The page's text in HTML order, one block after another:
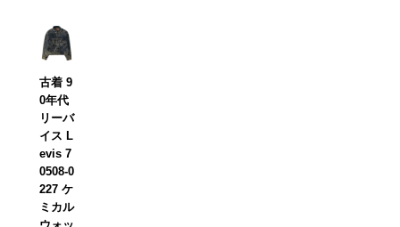
古着 9
0年代
リーバ
イス L
evis 7
0508-0
227 ケ
ミカル